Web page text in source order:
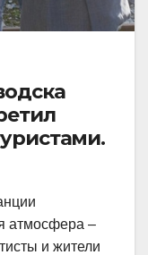
атмосфера –
и жители